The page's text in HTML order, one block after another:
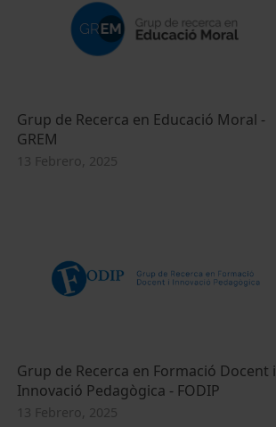
Grup de Recerca en Educació Moral -
GREM
13 Febrero, 2025
Grup de Recerca en Formació Docent i
Innovació Pedagògica - FODIP
13 Febrero, 2025